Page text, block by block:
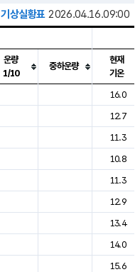
기상실황표 2026.04.16.09:00
수, 바람, 기압등을 안내한 표입
운량
1/10
중하운량
현재
기온
16.0
12.7
11.3
10.8
11.3
12.9
13.4
14.0
15.6